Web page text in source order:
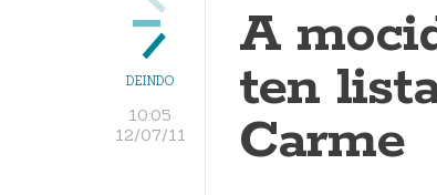
DEINDO
10:05
12/07/11
A
ten
Carme